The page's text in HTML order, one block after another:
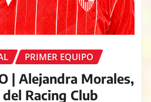
PRIMER EQUIPO
| Alejandra Morales,
Racing Club